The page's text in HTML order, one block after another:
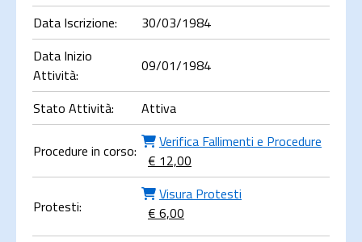
Data Iscrizione:
30/03/1984
Data Inizio
Attività:
09/01/1984
Stato Attività: Attiva
Procedure in corso:
Verifica Fallimenti e Procedure
€ 12,00
Protesti:
Visura Protesti
€ 6,00